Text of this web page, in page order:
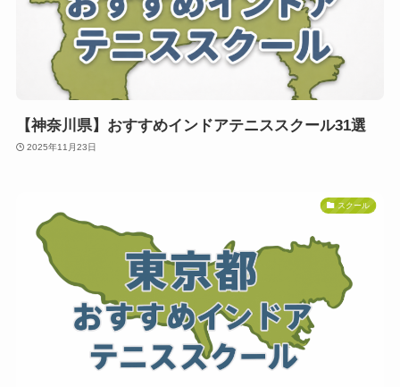
【神奈川県】おすすめインドアテニススクール31選
2025年11月23日
スクール